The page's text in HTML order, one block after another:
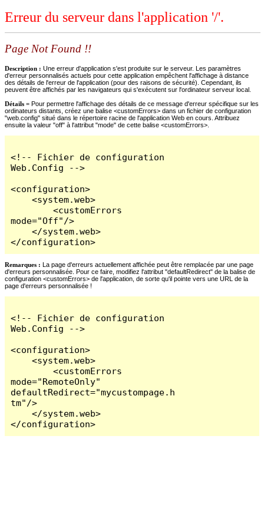
Erreur du serveur dans l'application '/'.
Page Not Found !!
Description : Une erreur d'application s'est produite sur le serveur. Les paramètres
d'erreur personnalisés actuels pour cette application empêchent l'affichage à distance
des détails de l'erreur de l'application (pour des raisons de sécurité). Cependant, ils
peuvent être affichés par les navigateurs qui s'exécutent sur l'ordinateur serveur local.
Détails = Pour permettre l'affichage des détails de ce message d'erreur spécifique sur les
ordinateurs distants, créez une balise <customErrors> dans un fichier de configuration
"web.config" situé dans le répertoire racine de l'application Web en cours. Attribuez
ensuite la valeur "off" à l'attribut "mode" de cette balise <customErrors>.
<!-- Fichier de configuration
Web.Config -->
<configuration>
    <system.web>
        <customErrors
mode="Off"/>
    </system.web>
</configuration>
Remarques : La page d'erreurs actuellement affichée peut être remplacée par une page
d'erreurs personnalisée. Pour ce faire, modifiez l'attribut "defaultRedirect" de la balise de
configuration <customErrors> de l'application, de sorte qu'il pointe vers une URL de la
page d'erreurs personnalisée !
<!-- Fichier de configuration
Web.Config -->
<configuration>
    <system.web>
        <customErrors
mode="RemoteOnly"
defaultRedirect="mycustompage.h
tm"/>
    </system.web>
</configuration>